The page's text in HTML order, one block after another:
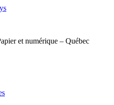
et numérique – Québec